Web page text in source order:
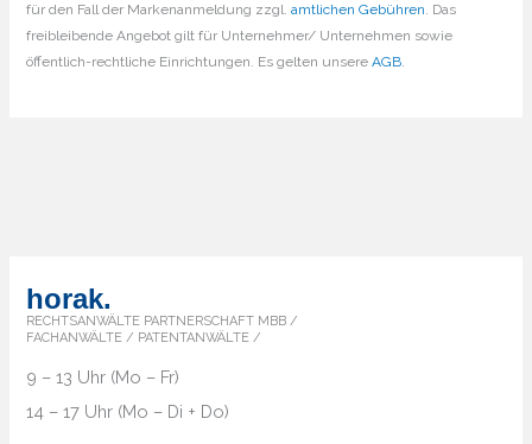
für den Fall der Markenanmeldung zzgl.amtlichen Gebühren. Das
freibleibende Angebot gilt für Unternehmer/ Unternehmen sowie
öffentlich-rechtliche Einrichtungen. Es gelten unsereAGB.
horak.
RECHTSANWÄLTE PARTNERSCHAFT MBB /
FACHANWÄLTE / PATENTANWÄLTE /
9 – 13 Uhr (Mo – Fr)
14 – 17 Uhr (Mo – Di + Do)